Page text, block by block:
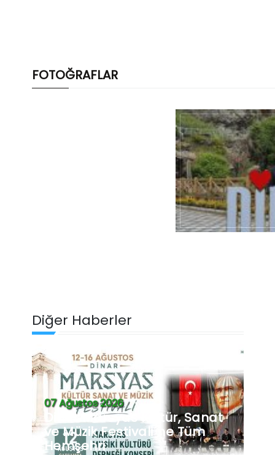
FOTOĞRAFLAR
Diğer Haberler
07 Ağustos 2026
Dinar Marsyas Kültür, Sanat
ve Müzik Festivali´ne Tüm
Hemşehri